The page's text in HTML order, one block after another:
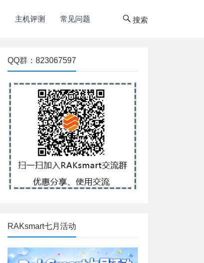
主机评测 常见问题 搜索
QQ群：823067597
RAKsmart七月活动